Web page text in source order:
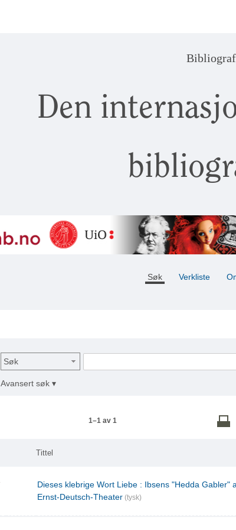
Den
Søk Verkliste
Søk
Avansert søk ▾
1–1 av 1
Tittel
Dieses klebrige Wort Liebe : Ibsens "Hedda Gabler"
Ernst-Deutsch-Theater (tysk)